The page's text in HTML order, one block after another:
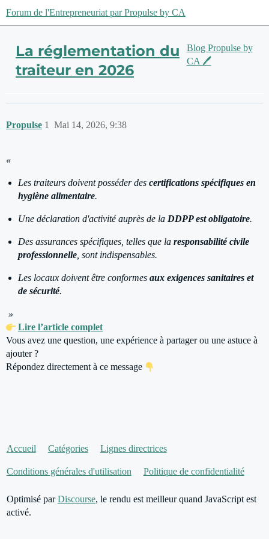
Forum de l'Entrepreneuriat par Propulse by CA
La réglementation du
traiteur en 2026
Blog Propulse by
CA 🖊️
Propulse Mai 14, 2026, 9:38
1
«
Les traiteurs doivent posséder des certifications spécifiques en
hygiène alimentaire.
Une déclaration d'activité auprès de la DDPP est obligatoire.
Des assurances spécifiques, telles que la responsabilité civile
professionnelle , sont indispensables.
Les locaux doivent être conformes aux exigences sanitaires et
de sécurité.
»
Lire l’article complet
Vous avez une question, une expérience à partager ou une astuce à
ajouter ?
Répondez directement à ce message
Accueil Catégories Lignes directrices
Conditions générales d'utilisation Politique de confidentialité
Optimisé parDiscourse, le rendu est meilleur quand JavaScript est
activé.